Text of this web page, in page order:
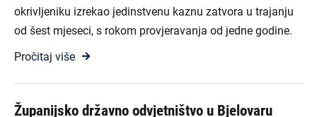
okrivljeniku izrekao jedinstvenu kaznu zatvora u trajanju
od šest mjeseci, s rokom provjeravanja od jedne godine.
Pročitaj više
Županijsko državno odvjetništvo u Bjelovaru